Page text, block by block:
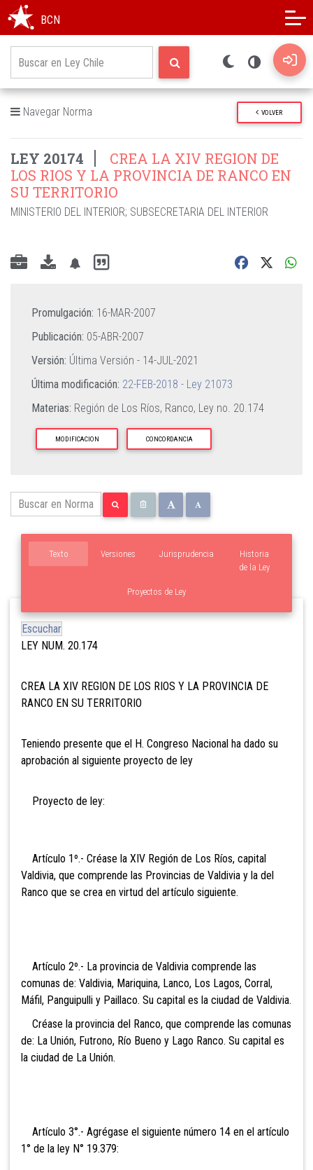
BCN
Navegar Norma VOLVER
LEY 20174
CREA LA XIV REGION DE
LOS RIOS Y LA PROVINCIA DE RANCO EN
SU TERRITORIO
MINISTERIO DEL INTERIOR; SUBSECRETARIA DEL INTERIOR
Promulgación: 16-MAR-2007
Publicación: 05-ABR-2007
Versión: Última Versión - 14-JUL-2021
Última modificación: 22-FEB-2018 - Ley 21073
Materias: Región de Los Ríos, Ranco, Ley no. 20.174
MODIFICACION CONCORDANCIA
Texto Versiones Jurisprudencia
Proyectos de Ley
Historia
de la Ley
Escuchar
LEY NUM. 20.174
CREA LA XIV REGION DE LOS RIOS Y LA PROVINCIA DE
RANCO EN SU TERRITORIO
Teniendo presente que el H. Congreso Nacional ha dado su
aprobación al siguiente proyecto de ley
Proyecto de ley:
Artículo 1º.- Créase la XIV Región de Los Ríos, capital
Valdivia, que comprende las Provincias de Valdivia y la del
Ranco que se crea en virtud del artículo siguiente.
Artículo 2º.- La provincia de Valdivia comprende las
comunas de: Valdivia, Mariquina, Lanco, Los Lagos, Corral,
Máfil, Panguipulli y Paillaco. Su capital es la ciudad de Valdivia.
Créase la provincia del Ranco, que comprende las comunas
de: La Unión, Futrono, Río Bueno y Lago Ranco. Su capital es
la ciudad de La Unión.
Artículo 3°.- Agrégase el siguiente número 14 en el artículo
1° de la ley N° 19.379: